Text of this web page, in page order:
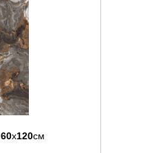
60x120см